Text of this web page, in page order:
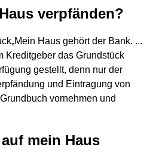
verpfänden?
Haus gehört der Bank. ...
Kreditgeber das Grundstück
gestellt, denn nur der
und Eintragung von
vornehmen und
mein Haus